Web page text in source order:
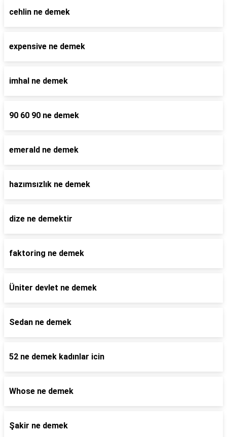
cehlin ne demek
expensive ne demek
imhal ne demek
90 60 90 ne demek
emerald ne demek
hazımsızlık ne demek
dize ne demektir
faktoring ne demek
Üniter devlet ne demek
Sedan ne demek
52 ne demek kadınlar icin
Whose ne demek
Şakir ne demek